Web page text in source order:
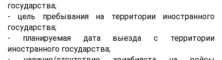
государства;
- цель пребывания на территории иностранного
государства;
- планируемая дата выезда с территории
иностранного государства;